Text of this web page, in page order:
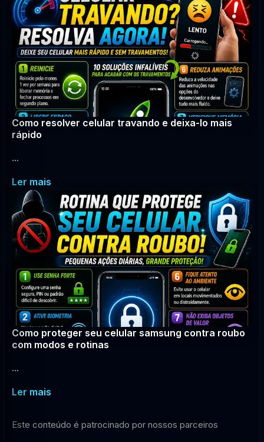
Como resolver celular travando e deixa-lo mais
rápido
...
Ler mais
Como proteger seu celular samsung contra roubo
com modos e rotinas
...
Ler mais
Este conteúdo é patrocinado por nossos parceiros